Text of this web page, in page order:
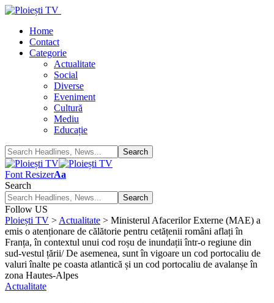
Home
Contact
Categorie
Actualitate
Social
Diverse
Eveniment
Cultură
Mediu
Educație
Font ResizerAa
Search
Follow US
Ploiești TV > Actualitate > Ministerul Afacerilor Externe (MAE) a
emis o atenționare de călătorie pentru cetățenii români aflați în
Franța, în contextul unui cod roșu de inundații într-o regiune din
sud-vestul țării/ De asemenea, sunt în vigoare un cod portocaliu de
valuri înalte pe coasta atlantică și un cod portocaliu de avalanșe în
zona Hautes-Alpes
Actualitate